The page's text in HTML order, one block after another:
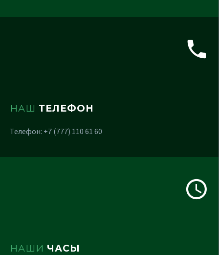
НАШ ТЕЛЕФОН
Телефон: +7 (777) 110 61 60
НАШИ ЧАСЫ